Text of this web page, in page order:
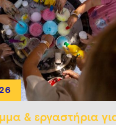
& εργαστήρια